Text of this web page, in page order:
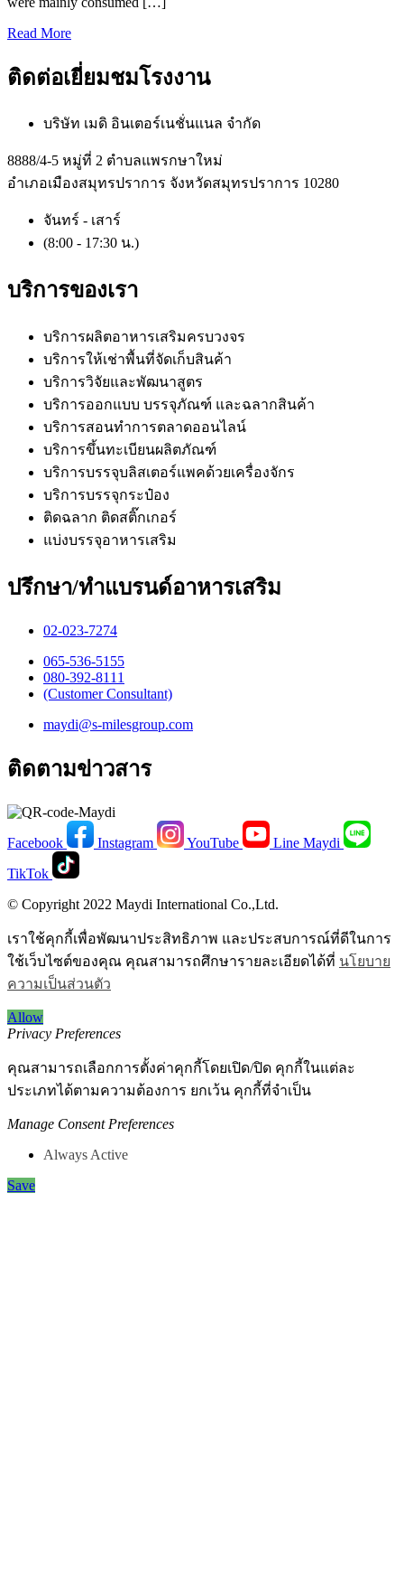
Read More
ติดต่อเยี่ยมชมโรงงาน
บริษัท เมดิ อินเตอร์เนชั่นแนล จำกัด
8888/4-5 หมู่ที่ 2 ตำบลแพรกษาใหม่
อำเภอเมืองสมุทรปราการ จังหวัดสมุทรปราการ 10280
จันทร์ - เสาร์
(8:00 - 17:30 น.)
บริการของเรา
บริการผลิตอาหารเสริมครบวงจร
บริการให้เช่าพื้นที่จัดเก็บสินค้า
บริการวิจัยและพัฒนาสูตร
บริการออกแบบ บรรจุภัณฑ์ และฉลากสินค้า
บริการสอนทำการตลาดออนไลน์
บริการขึ้นทะเบียนผลิตภัณฑ์
บริการบรรจุบลิสเตอร์แพคด้วยเครื่องจักร
บริการบรรจุกระป๋อง
ติดฉลาก ติดสติ๊กเกอร์
แบ่งบรรจุอาหารเสริม
ปรึกษา/ทำแบรนด์อาหารเสริม
02-023-7274​
065-536-5155
​080-392-8111
(Customer Consultant)​
maydi@s-milesgroup.com
ติดตามข่าวสาร
Facebook Instagram YouTube
Line Maydi
TikTok
© Copyright 2022 Maydi International Co.,Ltd.
เราใช้คุกกี้เพื่อพัฒนาประสิทธิภาพ และประสบการณ์ที่ดีในการ
ใช้เว็บไซต์ของคุณ คุณสามารถศึกษารายละเอียดได้ที่ นโยบาย
ความเป็นส่วนตัว
Allow
Privacy Preferences
คุณสามารถเลือกการตั้งค่าคุกกี้โดยเปิด/ปิด คุกกี้ในแต่ละ
ประเภทได้ตามความต้องการ ยกเว้น คุกกี้ที่จำเป็น
Manage Consent Preferences
Always Active
Save